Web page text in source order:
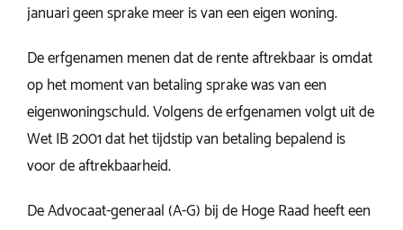
januari geen sprake meer is van een eigen woning.
De erfgenamen menen dat de rente aftrekbaar is omdat
op het moment van betaling sprake was van een
eigenwoningschuld. Volgens de erfgenamen volgt uit de
Wet IB 2001 dat het tijdstip van betaling bepalend is
voor de aftrekbaarheid.
De Advocaat-generaal (A-G) bij de Hoge Raad heeft een